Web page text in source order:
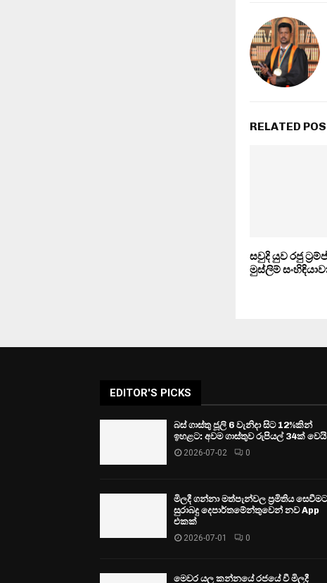
RELATED
සවුදි යුව රජු
මුස්ලිම්
EDITOR'S PICKS
බස් ගාස්තු ජූලි 6 වැනිදා සිට 12%කින්
ඉහළට: අවම ගාස්තුව රුපියල් 34ක් වෙයි
2026-07-02 0
මිලදී ගන්නා මත්පැන්වල ප්‍රමිතිය සෙවීමට
සුරාබදු දෙපාර්තමේන්තුවෙන් නව App
එකක්
2026-07-01 0
මෙවර යල කන්නයේ රජයේ වී මිලදී